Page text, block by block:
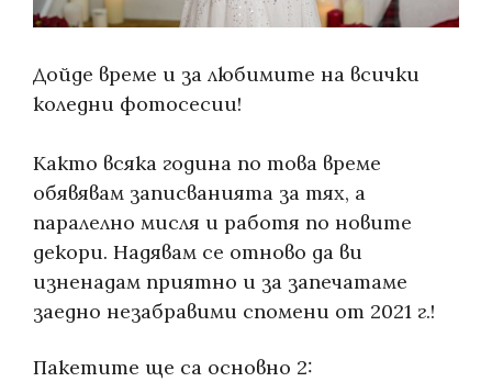
Дойде време и за любимите на всички
коледни фотосесии!
Както всяка година по това време
обявявам записванията за тях, а
паралелно мисля и работя по новите
декори. Надявам се отново да ви
изненадам приятно и за запечатаме
заедно незабравими спомени от 2021 г.!
Пакетите ще са основно 2: